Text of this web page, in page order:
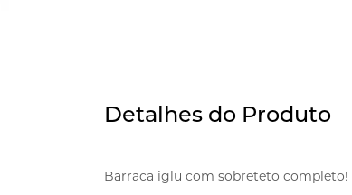
Detalhes do Produto
Barraca iglu com sobreteto completo!